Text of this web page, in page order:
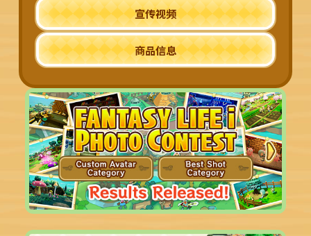
宣传视频
商品信息